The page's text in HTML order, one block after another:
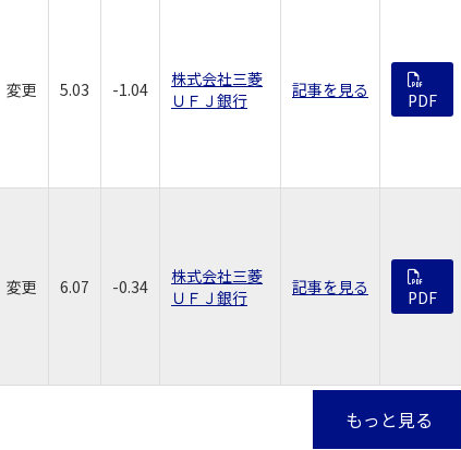
変更 5.03 -1.04
株式会社三菱
ＵＦＪ銀行
記事を見る PDF
変更 6.07 -0.34
株式会社三菱
ＵＦＪ銀行
記事を見る PDF
もっと見る